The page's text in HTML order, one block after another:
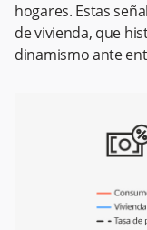
hogares. Estas
de vivienda, que
dinamismo ante